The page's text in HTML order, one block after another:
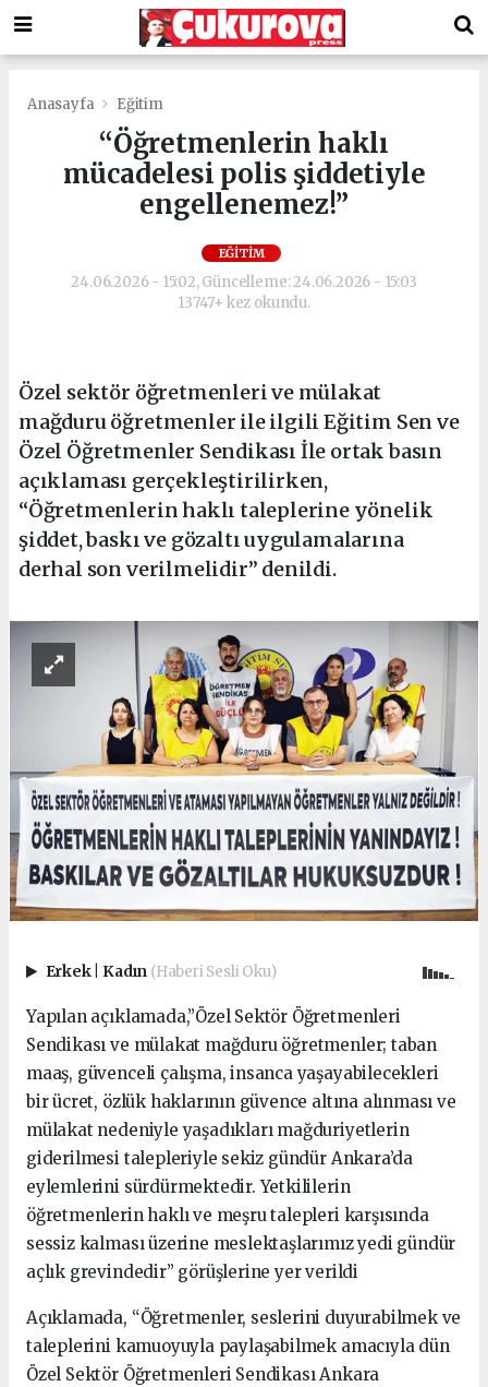
Anasayfa Eğitim
“Öğretmenlerin haklı
mücadelesi polis şiddetiyle
engellenemez!”
EĞITIM
24.06.2026 - 15:02, Güncelleme: 24.06.2026 - 15:03
13747+ kez okundu.
Özel sektör öğretmenleri ve mülakat
mağduru öğretmenler ile ilgili Eğitim Sen ve
Özel Öğretmenler Sendikası İle ortak basın
açıklaması gerçekleştirilirken,
“Öğretmenlerin haklı taleplerine yönelik
şiddet, baskı ve gözaltı uygulamalarına
derhal son verilmelidir” denildi.
Erkek Kadın (Haberi Sesli Oku)
Yapılan açıklamada,”Özel Sektör Öğretmenleri
Sendikası ve mülakat mağduru öğretmenler; taban
maaş, güvenceli çalışma, insanca yaşayabilecekleri
bir ücret, özlük haklarının güvence altına alınması ve
mülakat nedeniyle yaşadıkları mağduriyetlerin
giderilmesi talepleriyle sekiz gündür Ankara’da
eylemlerini sürdürmektedir. Yetkililerin
öğretmenlerin haklı ve meşru talepleri karşısında
sessiz kalması üzerine meslektaşlarımız yedi gündür
açlık grevindedir” görüşlerine yer verildi
Açıklamada, “Öğretmenler, seslerini duyurabilmek ve
taleplerini kamuoyuyla paylaşabilmek amacıyla dün
Özel Sektör Öğretmenleri Sendikası Ankara